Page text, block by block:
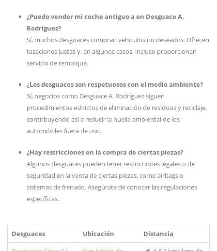
¿Puedo vender mi coche antiguo a en Desguace A.
Rodríguez?
Sí, muchos desguaces compran vehículos no deseados. Ofrecen
tasaciones justas y, en algunos casos, incluso proporcionan
servicio de remolque.
¿Los desguaces son respetuosos con el medio ambiente?
Sí, negocios como Desguace A. Rodríguez siguen
procedimientos estrictos de eliminación de residuos y reciclaje,
contribuyendo así a reducir la huella ambiental de los
automóviles fuera de uso.
¿Hay restricciones en la compra de ciertas piezas?
Algunos desguaces pueden tener restricciones legales o de
seguridad en la venta de ciertas piezas, como airbags o
sistemas de frenado. Asegúrate de conocer las regulaciones
específicas.
Desguaces Ubicación
Distancia